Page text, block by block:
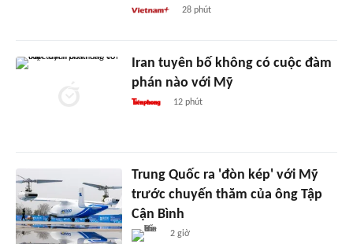
28 phút
Iran tuyên bố không có cuộc đàm
phán nào với Mỹ
12 phút
Trung Quốc ra 'đòn kép' với Mỹ
trước chuyến thăm của ông Tập
Cận Bình
2 giờ